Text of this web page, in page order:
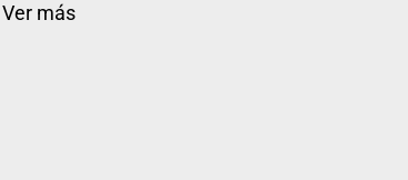
Ver más